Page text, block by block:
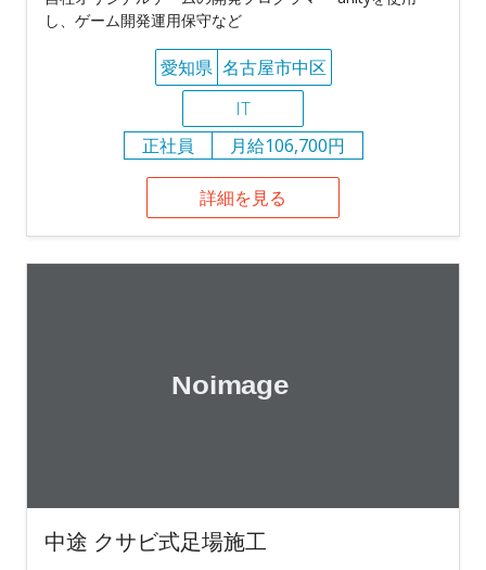
し、ゲーム開発運用保守など
愛知県 名古屋市中区
IT
正社員
月給106,700円
詳細を見る
中途 クサビ式足場施工